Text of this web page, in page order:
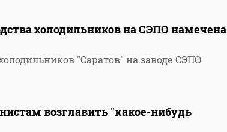
холодильников на СЭПО
"Саратов" на заводе СЭПО
возглавить "какое-нибудь